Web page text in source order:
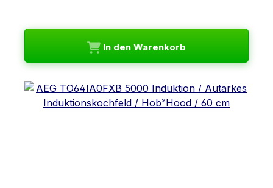
In den Warenkorb